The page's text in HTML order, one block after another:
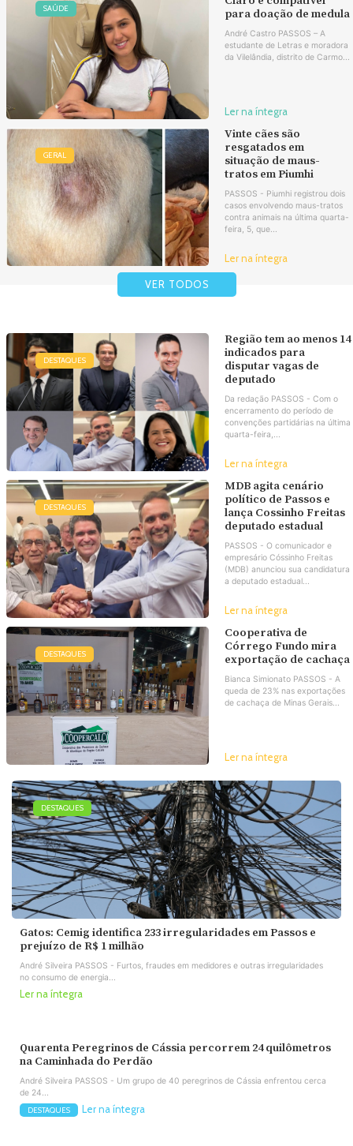
SAÚDE
para doação de medula
André Castro PASSOS – A
estudante de Letras e moradora
da Vilelândia, distrito de Carmo...
Ler na íntegra
GERAL
Vinte cães são
resgatados em
situação de maus-
tratos em Piumhi
PASSOS - Piumhi registrou dois
casos envolvendo maus-tratos
contra animais na última quarta-
feira, 5, que...
Ler na íntegra
VER TODOS
DESTAQUES
Região tem ao menos 14
indicados para
disputar vagas de
deputado
Da redação PASSOS - Com o
encerramento do período de
convenções partidárias na última
quarta-feira,...
Ler na íntegra
DESTAQUES
MDB agita cenário
político de Passos e
lança Cossinho Freitas
deputado estadual
PASSOS - O comunicador e
empresário Cóssinho Freitas
(MDB) anunciou sua candidatura
a deputado estadual...
Ler na íntegra
DESTAQUES
Cooperativa de
Córrego Fundo mira
exportação de cachaça
Bianca Simionato PASSOS - A
queda de 23% nas exportações
de cachaça de Minas Gerais...
Ler na íntegra
DESTAQUES
Gatos: Cemig identifica 233 irregularidades em Passos e
prejuízo de R$ 1 milhão
André Silveira PASSOS - Furtos, fraudes em medidores e outras irregularidades
no consumo de energia...
Ler na íntegra
Quarenta Peregrinos de Cássia percorrem 24 quilômetros
na Caminhada do Perdão
André Silveira PASSOS - Um grupo de 40 peregrinos de Cássia enfrentou cerca
de 24...
DESTAQUES Ler na íntegra